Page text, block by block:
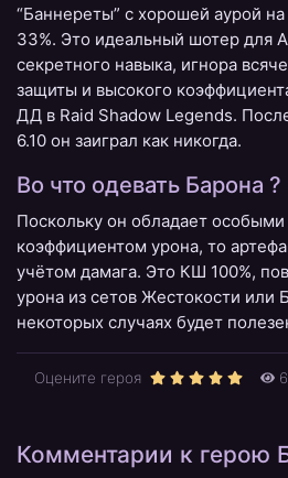
“Баннереты” с хорошей аурой на
33%. Это идеальный шотер для
секретного навыка, игнора
защиты и высокого
ДД в Raid Shadow Legends.
6.10 он заиграл как никогда.
Во что одевать Барона ?
Поскольку он обладает
коэффициентом урона, то
учётом дамага. Это КШ 100%,
урона из сетов Жестокости или
некоторых случаях будет
Оцените героя
Комментарии к герою